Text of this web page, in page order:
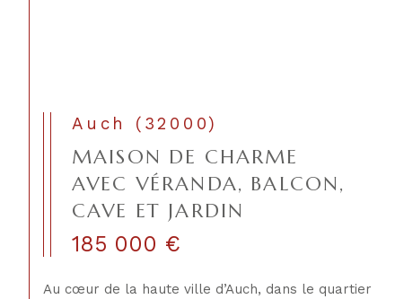
Auch (32000)
MAISON DE CHARME
AVEC VÉRANDA, BALCON,
CAVE ET JARDIN
185 000 €
Au cœur de la haute ville d’Auch, dans le quartier